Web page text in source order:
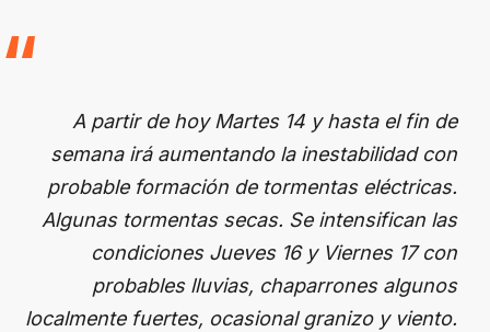
A partir de hoy Martes 14 y hasta el fin de
semana irá aumentando la inestabilidad con
probable formación de tormentas eléctricas.
Algunas tormentas secas. Se intensifican las
condiciones Jueves 16 y Viernes 17 con
probables lluvias, chaparrones algunos
localmente fuertes, ocasional granizo y viento.